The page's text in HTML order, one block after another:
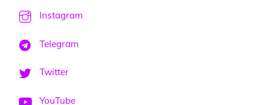
Instagram
Telegram
Twitter
YouTube